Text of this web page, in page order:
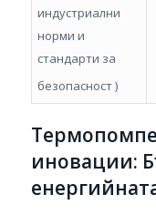
индустриални
норми и
стандарти за
безопасност)
иновации: